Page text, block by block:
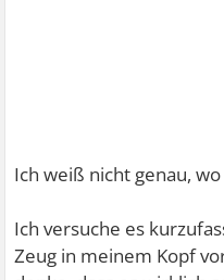
Ich weiß nicht genau,
Ich versuche es
Zeug in meinem Kopf